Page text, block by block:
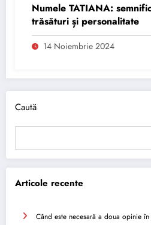
Numele TATIANA:
trăsături și personalitate
14 Noiembrie 2024
Caută
Articole recente
Când este necesară a doua opinie